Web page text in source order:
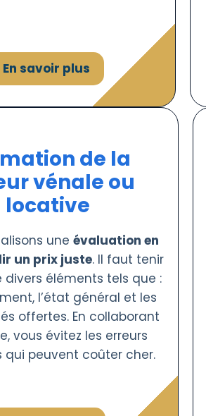
En savoir plus
de la
vénale ou
locative
une évaluation en
un prix juste. Il faut tenir
éléments tels que :
l’état général et les
offertes. En collaborant
vous évitez les erreurs
qui peuvent coûter cher.